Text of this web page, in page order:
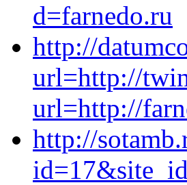
d=farnedo.ru
http://
url=http://
url=http://
http://